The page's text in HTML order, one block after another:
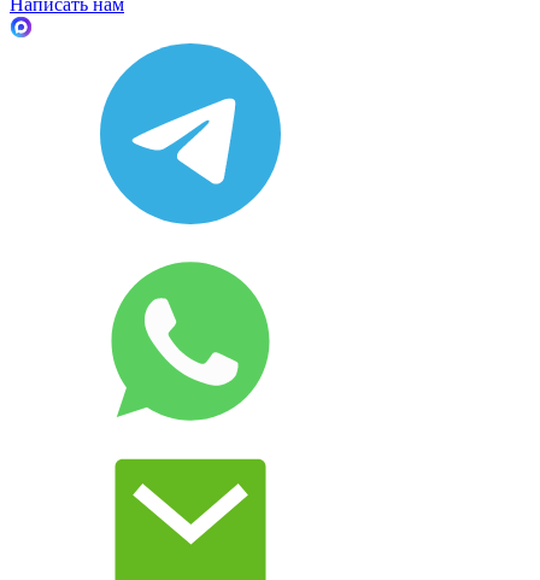
Написать нам